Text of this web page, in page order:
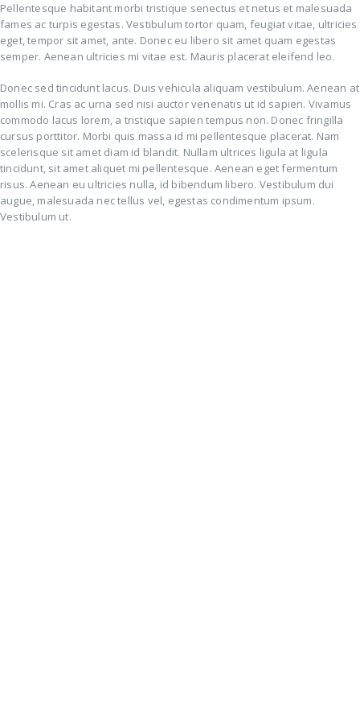
Pellentesque habitant morbi tristique senectus et netus et malesuada
fames ac turpis egestas. Vestibulum tortor quam, feugiat vitae, ultricies
eget, tempor sit amet, ante. Donec eu libero sit amet quam egestas
semper. Aenean ultricies mi vitae est. Mauris placerat eleifend leo.
Donec sed tincidunt lacus. Duis vehicula aliquam vestibulum. Aenean at
mollis mi. Cras ac urna sed nisi auctor venenatis ut id sapien. Vivamus
commodo lacus lorem, a tristique sapien tempus non. Donec fringilla
cursus porttitor. Morbi quis massa id mi pellentesque placerat. Nam
scelerisque sit amet diam id blandit. Nullam ultrices ligula at ligula
tincidunt, sit amet aliquet mi pellentesque. Aenean eget fermentum
risus. Aenean eu ultricies nulla, id bibendum libero. Vestibulum dui
augue, malesuada nec tellus vel, egestas condimentum ipsum.
Vestibulum ut.